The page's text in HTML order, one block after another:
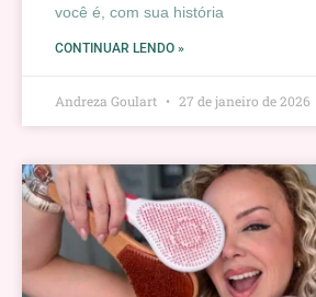
você é, com sua história
CONTINUAR LENDO »
Andreza Goulart 27 de janeiro de 2026